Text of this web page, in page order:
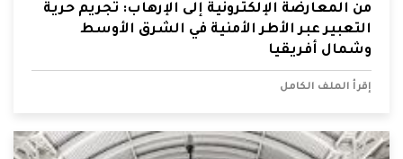
من المعارضة الإلكترونية إلى الإرهاب: تجريم حرية
التعبير عبر الأطر الأمنية في الشرق الأوسط
وشمال أفريقيا
إقرأ الملف الكامل